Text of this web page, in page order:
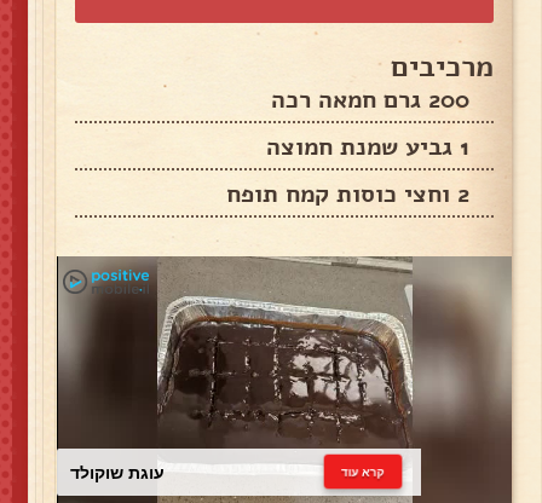
מרכיבים
200 גרם חמאה רכה
1 גביע שמנת חמוצה
2 וחצי כוסות קמח תופח
עוגת שוקולד קרא עוד